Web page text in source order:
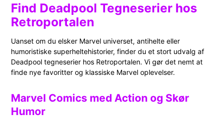
Find Deadpool Tegneserier hos
Retroportalen
Uanset om du elsker Marvel universet, antihelte eller
humoristiske superheltehistorier, finder du et stort udvalg af
Deadpool tegneserier hos Retroportalen. Vi gør det nemt at
finde nye favoritter og klassiske Marvel oplevelser.
Marvel Comics med Action og Skør
Humor